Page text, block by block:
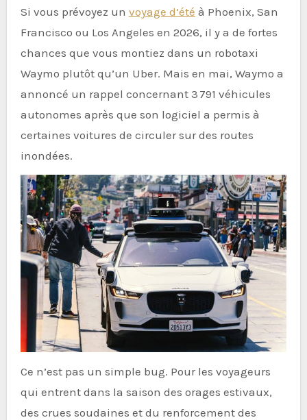
Si vous prévoyez un voyage d’été à Phoenix, San
Francisco ou Los Angeles en 2026, il y a de fortes
chances que vous montiez dans un robotaxi
Waymo plutôt qu’un Uber. Mais en mai, Waymo a
annoncé un rappel concernant 3 791 véhicules
autonomes après que son logiciel a permis à
certaines voitures de circuler sur des routes
inondées.
Ce n’est pas un simple bug. Pour les voyageurs
qui entrent dans la saison des orages estivaux,
des crues soudaines et du renforcement des